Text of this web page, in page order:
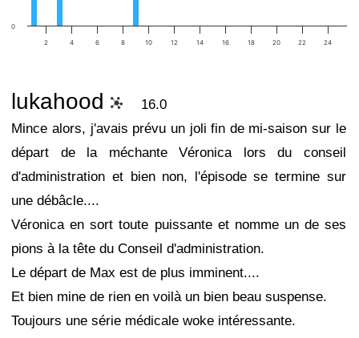
2 4 6 8 10 12 14 16 18 20 22 24
0
lukahood
16.0
Mince alors, j'avais prévu un joli fin de mi-saison sur le
départ de la méchante Véronica lors du conseil
d'administration et bien non, l'épisode se termine sur
une débâcle....
Véronica en sort toute puissante et nomme un de ses
pions à la tête du Conseil d'administration.
Le départ de Max est de plus imminent....
Et bien mine de rien en voilà un bien beau suspense.
Toujours une série médicale woke intéressante.